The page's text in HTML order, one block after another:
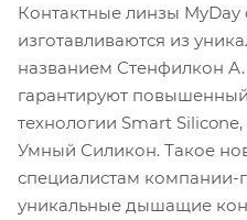
Контактные линзы MyDay
изготавливаются из
названием Стенфилкон
гарантируют
технологии Smart
Умный Силикон. Такое
специалистам компании-
уникальные дышащие